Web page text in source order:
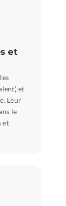
et
et
Leur
le
et